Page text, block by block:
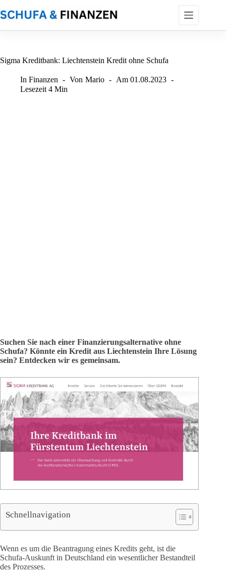
Inhalt
springen
Sigma Kreditbank: Liechtenstein Kredit ohne Schufa
In Finanzen Von Mario Am 01.08.2023
Lesezeit 4 Min
Suchen Sie nach einer Finanzierungsalternative ohne
Schufa? Könnte ein Kredit aus Liechtenstein Ihre Lösung
sein? Entdecken wir es gemeinsam.
Schnellnavigation
Wenn es um die Beantragung eines Kredits geht, ist die
Schufa-Auskunft in Deutschland ein wesentlicher Bestandteil
des Prozesses.